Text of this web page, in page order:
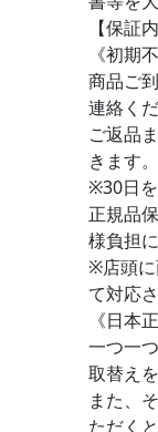
【保証
《初期
商品ご
連絡くだ
ご返品
きます。
※30日
正規品
様負担
※店頭
て対応
《日本
一つ一
取替え
また、
ただく